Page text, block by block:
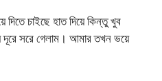
চাইছে হাত দিয়ে কিন্তু খুব
দূরে সরে গেলাম। আমার তখন ভয়ে